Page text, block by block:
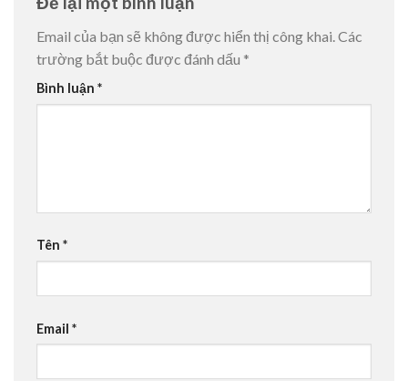
Email của bạn sẽ không được hiển thị công khai.Các
trường bắt buộc được đánh dấu *
Bình luận *
Tên *
Email *